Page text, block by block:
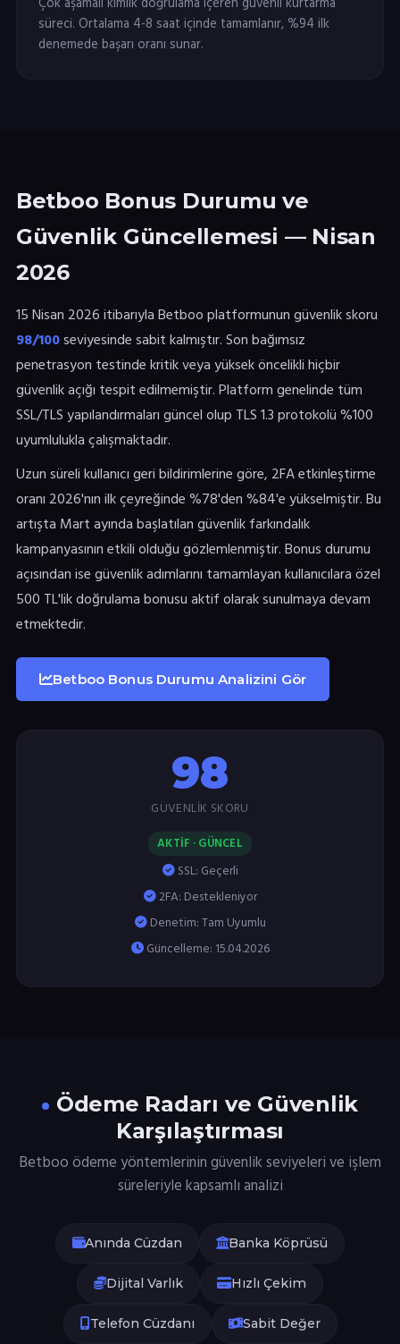
süreci. Ortalama 4-8 saat içinde tamamlanır, %94 ilk
denemede başarı oranı sunar.
Betboo Bonus Durumu ve
Güvenlik Güncellemesi — Nisan
2026
15 Nisan 2026 itibarıyla Betboo platformunun güvenlik skoru
98/100seviyesinde sabit kalmıştır. Son bağımsız
penetrasyon testinde kritik veya yüksek öncelikli hiçbir
güvenlik açığı tespit edilmemiştir. Platform genelinde tüm
SSL/TLS yapılandırmaları güncel olup TLS 1.3 protokolü %100
uyumlulukla çalışmaktadır.
Uzun süreli kullanıcı geri bildirimlerine göre, 2FA etkinleştirme
oranı 2026'nın ilk çeyreğinde %78'den %84'e yükselmiştir. Bu
artışta Mart ayında başlatılan güvenlik farkındalık
kampanyasının etkili olduğu gözlemlenmiştir. Bonus durumu
açısından ise güvenlik adımlarını tamamlayan kullanıcılara özel
500 TL'lik doğrulama bonusu aktif olarak sunulmaya devam
etmektedir.
Betboo Bonus Durumu Analizini Gör
98
GÜVENLIK SKORU
AKTİF · GÜNCEL
SSL: Geçerli
2FA: Destekleniyor
Denetim: Tam Uyumlu
Güncelleme: 15.04.2026
Ödeme Radarı ve Güvenlik
Karşılaştırması
Betboo ödeme yöntemlerinin güvenlik seviyeleri ve işlem
süreleriyle kapsamlı analizi
Anında Cüzdan Banka Köprüsü
Dijital Varlık Hızlı Çekim
Telefon Cüzdanı Sabit Değer